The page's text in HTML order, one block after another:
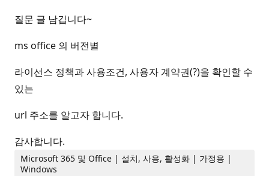
질문 글 남깁니다~
ms office 의 버전별
라이선스 정책과 사용조건, 사용자 계약권(?)을 확인할 수
있는
url 주소를 알고자 합니다.
감사합니다.
Microsoft 365 및 Office | 설치, 사용, 활성화 | 가정용 |
Windows